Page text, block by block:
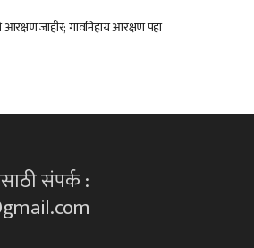
आरक्षण जाहीर; गावनिहाय आरक्षण पहा
संपर्क :